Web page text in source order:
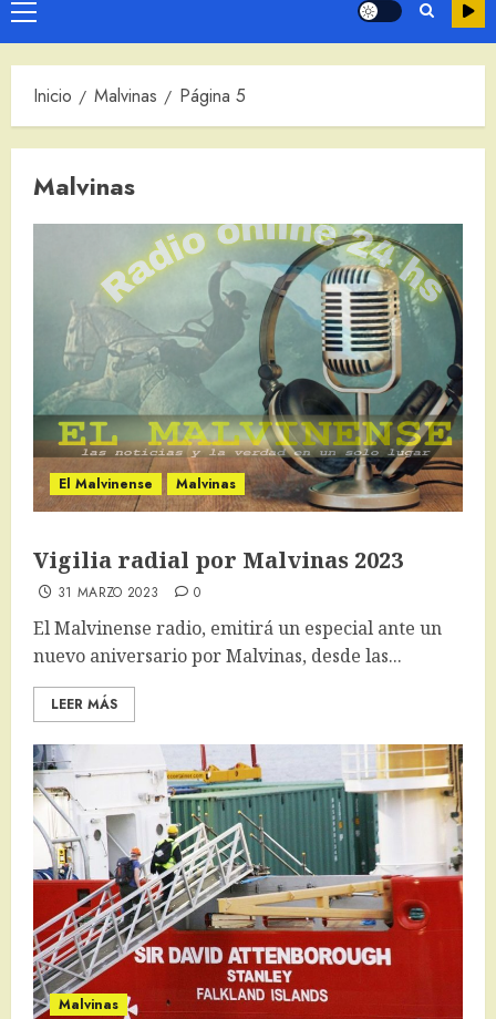
Menú
principal
Inicio Malvinas Página 5
Malvinas
El Malvinense Malvinas
Vigilia radial por Malvinas 2023
31 MARZO 2023 0
El Malvinense radio, emitirá un especial ante un
nuevo aniversario por Malvinas, desde las...
LEER MÁS
Malvinas